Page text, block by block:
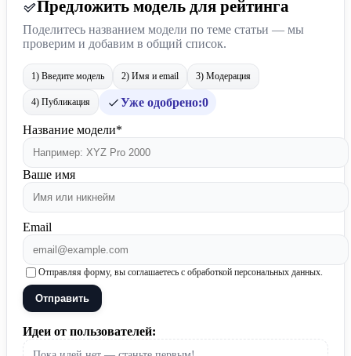
Предложить модель для рейтинга
Поделитесь названием модели по теме статьи — мы
проверим и добавим в общий список.
1) Введите модель 2) Имя и email 3) Модерация
4) Публикация Уже одобрено:0
Название модели*
Ваше имя
Email
Отправляя форму, вы соглашаетесь с обработкой персональных данных.
Отправить
Идеи от пользователей: